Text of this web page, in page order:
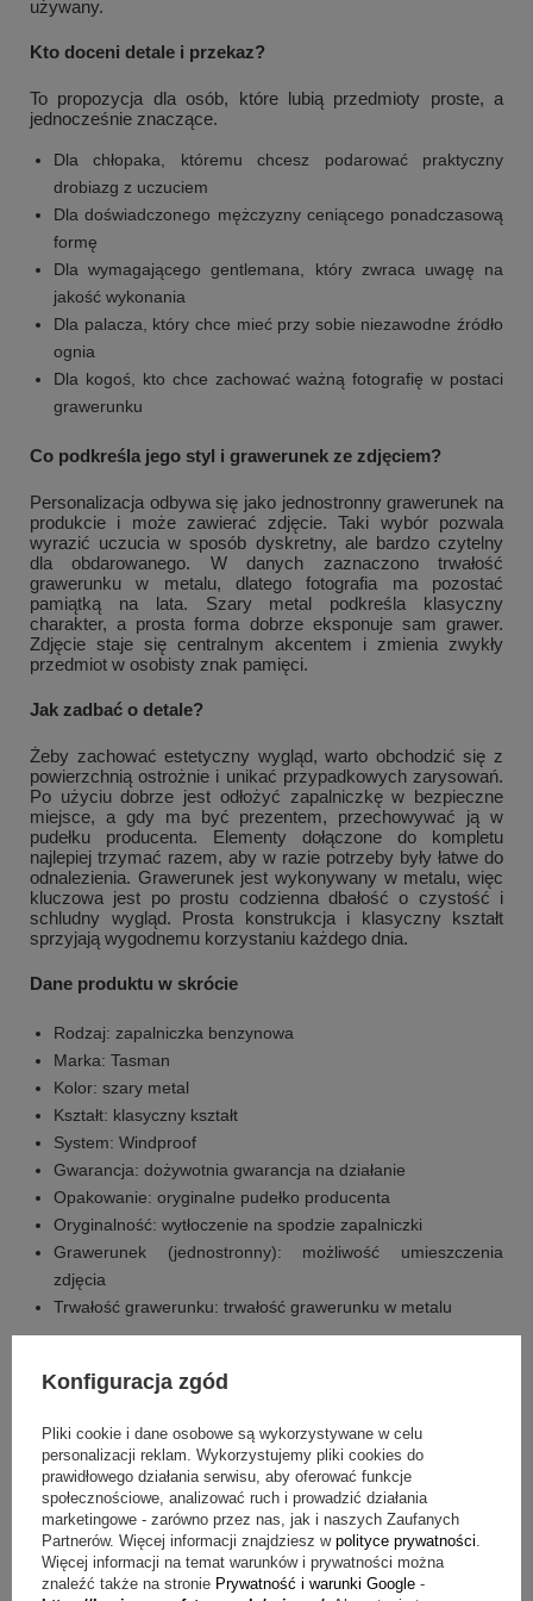
używany.
Kto doceni detale i przekaz?
To propozycja dla osób, które lubią przedmioty proste, a
jednocześnie znaczące.
Dla chłopaka, któremu chcesz podarować praktyczny
drobiazg z uczuciem
Dla doświadczonego mężczyzny ceniącego ponadczasową
formę
Dla wymagającego gentlemana, który zwraca uwagę na
jakość wykonania
Dla palacza, który chce mieć przy sobie niezawodne źródło
ognia
Dla kogoś, kto chce zachować ważną fotografię w postaci
grawerunku
Co podkreśla jego styl i grawerunek ze zdjęciem?
Personalizacja odbywa się jako jednostronny grawerunek na
produkcie i może zawierać zdjęcie. Taki wybór pozwala
wyrazić uczucia w sposób dyskretny, ale bardzo czytelny
dla obdarowanego. W danych zaznaczono trwałość
grawerunku w metalu, dlatego fotografia ma pozostać
pamiątką na lata. Szary metal podkreśla klasyczny
charakter, a prosta forma dobrze eksponuje sam grawer.
Zdjęcie staje się centralnym akcentem i zmienia zwykły
przedmiot w osobisty znak pamięci.
Jak zadbać o detale?
Żeby zachować estetyczny wygląd, warto obchodzić się z
powierzchnią ostrożnie i unikać przypadkowych zarysowań.
Po użyciu dobrze jest odłożyć zapalniczkę w bezpieczne
miejsce, a gdy ma być prezentem, przechowywać ją w
pudełku producenta. Elementy dołączone do kompletu
najlepiej trzymać razem, aby w razie potrzeby były łatwe do
odnalezienia. Grawerunek jest wykonywany w metalu, więc
kluczowa jest po prostu codzienna dbałość o czystość i
schludny wygląd. Prosta konstrukcja i klasyczny kształt
sprzyjają wygodnemu korzystaniu każdego dnia.
Dane produktu w skrócie
Rodzaj: zapalniczka benzynowa
Marka: Tasman
Kolor: szary metal
Kształt: klasyczny kształt
System: Windproof
Gwarancja: dożywotnia gwarancja na działanie
Opakowanie: oryginalne pudełko producenta
Oryginalność: wytłoczenie na spodzie zapalniczki
Grawerunek (jednostronny): możliwość umieszczenia
zdjęcia
Trwałość grawerunku: trwałość grawerunku w metalu
pudełko producenta
grawerunek na zapalniczce jednostronny
komplet 6 kamieni z zapasowym knotem
benzyna
Masz pytania? Sprawdź odpowiedzi
Konfiguracja zgód
Pliki cookie i dane osobowe są wykorzystywane w celu
personalizacji reklam. Wykorzystujemy pliki cookies do
prawidłowego działania serwisu, aby oferować funkcje
społecznościowe, analizować ruch i prowadzić działania
marketingowe - zarówno przez nas, jak i naszych Zaufanych
Partnerów. Więcej informacji znajdziesz w polityce prywatności.
Więcej informacji na temat warunków i prywatności można
znaleźć także na stronie Prywatność i warunki Google -